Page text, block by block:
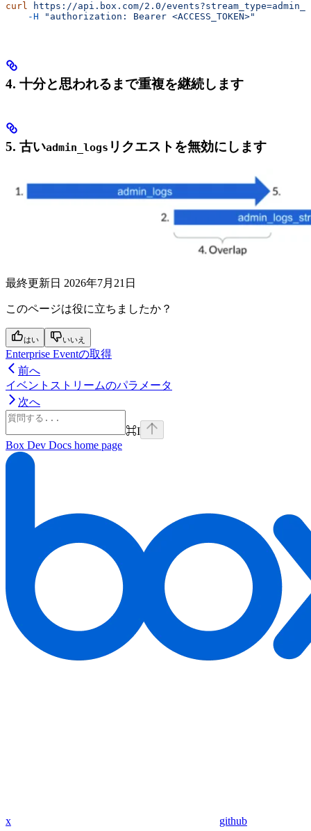
curl https://api.box.com/2.0/
    -H
"authorization: Bearer <ACCESS_TOKEN>"
4. 十分と思われるまで重複を継続します
5. 古いadmin_logs リクエストを無効にします
最終更新日 2026年7月21日
このページは役に立ちましたか？
はい いいえ
Enterprise Eventの取得
前へ
イベントストリームのパラメータ
次へ
⌘I
Box Dev Docs home page
x github